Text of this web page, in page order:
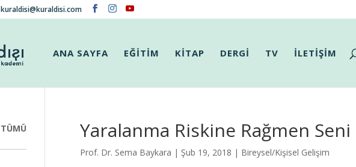
kuraldisi@kuraldisi.com
ANA SAYFA EĞİTİM KİTAP DERGİ TV İLETİŞİM
Yaralanma Riskine Rağmen
Prof. Dr. Sema Baykara | Şub 19, 2018 | Bireysel/Kişisel Gelişim
TÜMÜ